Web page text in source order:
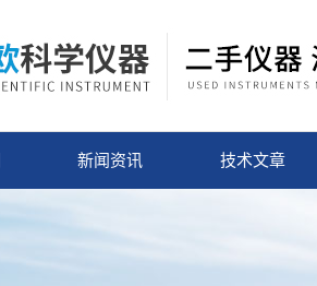
新闻资讯 技术文章